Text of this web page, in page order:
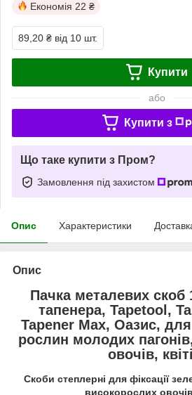
Економія 22 ₴
89,20 ₴ від 10 шт.
Купити
або
Купити з
Що таке купити з Пром?
Замовлення під захистом
Опис Характеристики
Опис
Пачка металевих скоб
тапенера, Tapetool,
Tapener Max, Оазис,
рослин молодих
овочів,
Скоби степлерні для фіксації
високорослих